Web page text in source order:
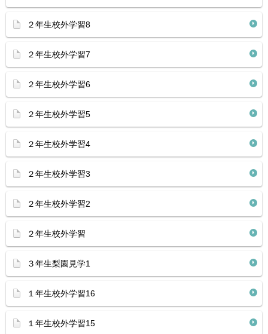
２年生校外学習8
２年生校外学習7
２年生校外学習6
２年生校外学習5
２年生校外学習4
２年生校外学習3
２年生校外学習2
２年生校外学習
３年生梨園見学1
１年生校外学習16
１年生校外学習15